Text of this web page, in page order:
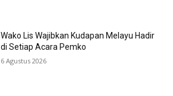
Wako Lis Wajibkan Kudapan Melayu Hadir
di Setiap Acara Pemko
6 Agustus 2026